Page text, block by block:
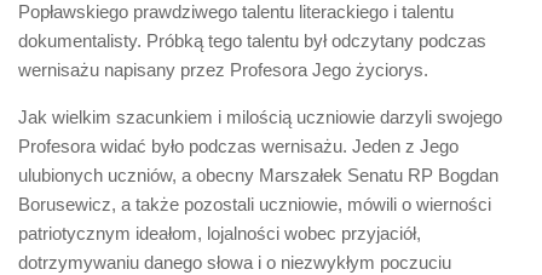
Popławskiego prawdziwego talentu literackiego i talentu
dokumentalisty. Próbką tego talentu był odczytany podczas
wernisażu napisany przez Profesora Jego życiorys.
Jak wielkim szacunkiem i milością uczniowie darzyli swojego
Profesora widać było podczas wernisażu. Jeden z Jego
ulubionych uczniów, a obecny Marszałek Senatu RP Bogdan
Borusewicz, a także pozostali uczniowie, mówili o wierności
patriotycznym ideałom, lojalności wobec przyjaciół,
dotrzymywaniu danego słowa i o niezwykłym poczuciu